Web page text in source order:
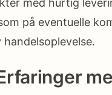
med hurtig
på eventuelle